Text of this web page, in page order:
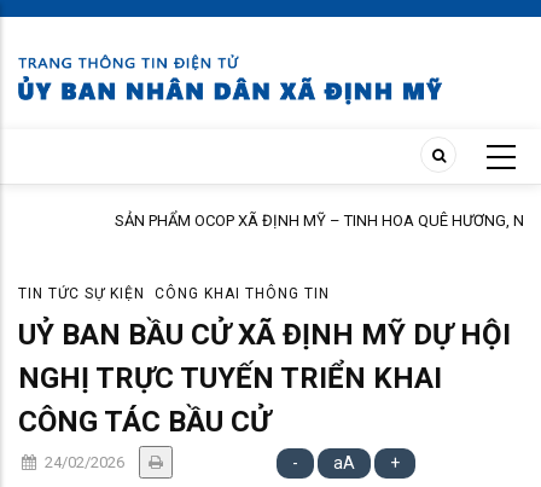
Skip
main
content
SẢN PHẨM OCOP XÃ ĐỊNH MỸ – TINH HOA QUÊ HƯƠNG, NIỀM TIN
TIN TỨC SỰ KIỆN CÔNG KHAI THÔNG TIN
UỶ BAN BẦU CỬ XÃ ĐỊNH MỸ DỰ HỘI
NGHỊ TRỰC TUYẾN TRIỂN KHAI
CÔNG TÁC BẦU CỬ
24/02/2026 - aA +